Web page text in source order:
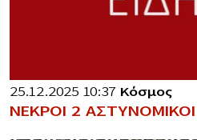
25.12.2025 10:37 Κόσμος
ΝΕΚΡΟΙ 2 ΑΣΤΥΝΟΜΙΚΟΙ